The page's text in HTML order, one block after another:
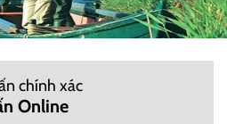
chính xác
Online